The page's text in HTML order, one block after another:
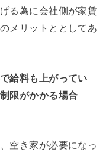
る為に会社側が家賃
メリットととしてあ
給料も上がってい
限がかかる場合
空き家が必要になっ